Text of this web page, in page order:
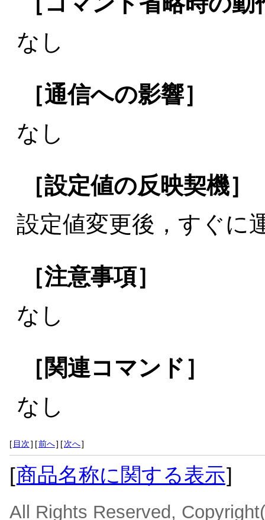
なし
［通信への影響］
なし
［設定値の反映契機］
設定値変更後，すぐに
［注意事項］
なし
［関連コマンド］
なし
[ 目次] [前へ] [次へ]
[商品名称に関する表示]
All Rights Reserved,